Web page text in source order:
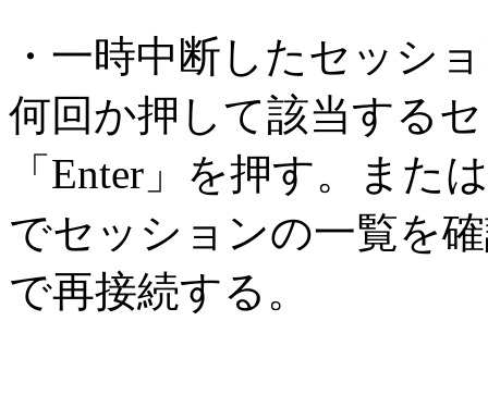
・一時中断したセッシ
何回か押して該当する
「Enter」を押す。また
でセッションの一覧を
で再接続する。